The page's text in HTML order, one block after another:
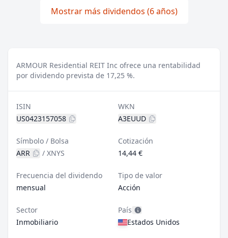
Mostrar más dividendos (6 años)
ARMOUR Residential REIT Inc ofrece una rentabilidad
por dividendo prevista de 17,25 %.
ISIN
US0423157058
WKN
A3EUUD
Símbolo / Bolsa
ARR
/ XNYS
Cotización
14,44 €
Frecuencia del dividendo
mensual
Tipo de valor
Acción
Sector
Inmobiliario
País
Estados Unidos